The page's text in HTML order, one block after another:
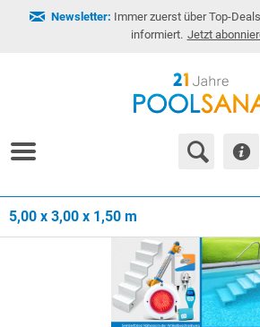
Newsletter: Immer zuerst über Top-
informiert. Jetzt
5,00 x 3,00 x 1,50 m